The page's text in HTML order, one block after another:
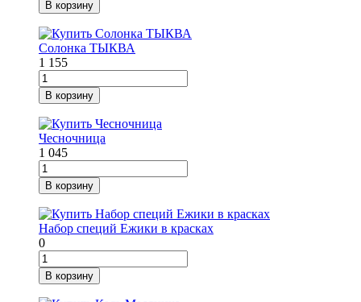
В корзину
Солонка ТЫКВА
1 155
В корзину
Чесночница
1 045
В корзину
Набор специй Ежики в красках
0
В корзину